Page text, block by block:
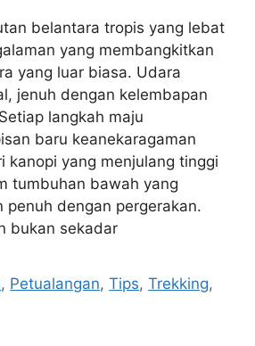
belantara tropis yang lebat
yang membangkitkan
yang luar biasa. Udara
jenuh dengan kelembapan
langkah maju
baru keanekaragaman
kanopi yang menjulang tinggi
tumbuhan bawah yang
penuh dengan pergerakan.
bukan sekadar
, Petualangan,Tips,Trekking,